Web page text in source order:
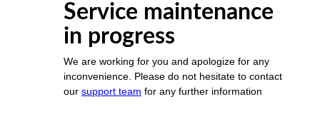
Service maintenance
in progress
We are working for you and apologize for any
inconvenience. Please do not hesitate to contact
our support team for any further information